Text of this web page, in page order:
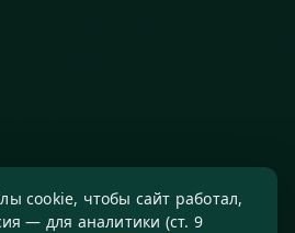
cookie, чтобы сайт работал,
— для аналитики (ст. 9